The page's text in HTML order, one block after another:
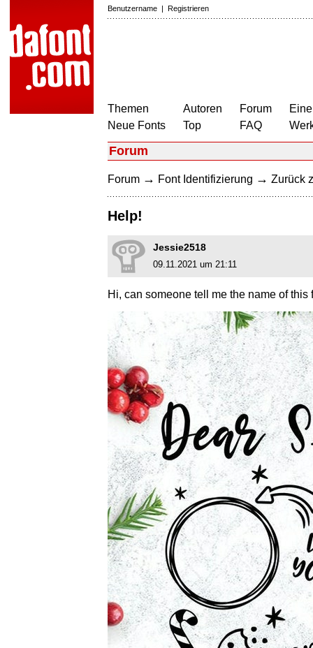
Benutzername | Registrieren
Themen
Neue Fonts
Autoren
Top
Forum
FAQ
Forum
Forum → Font Identifizierung → Zurück
Help!
Jessie2518
09.11.2021 um 21:11
Hi, can someone tell me the name of this